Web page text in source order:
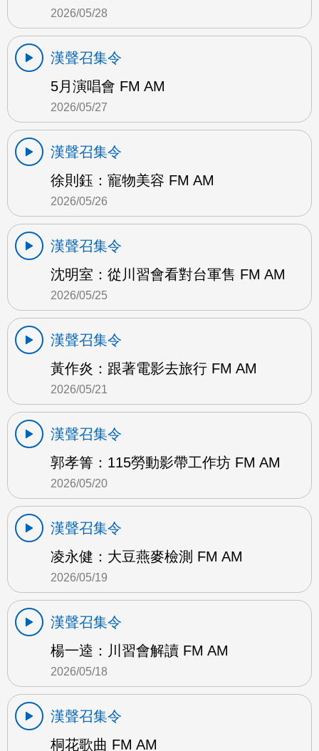
2026/05/28
漢聲召集令
5月演唱會 FM AM
2026/05/27
漢聲召集令
徐則鈺：寵物美容 FM AM
2026/05/26
漢聲召集令
沈明室：從川習會看對台軍售 FM AM
2026/05/25
漢聲召集令
黃作炎：跟著電影去旅行 FM AM
2026/05/21
漢聲召集令
郭孝箐：115勞動影帶工作坊 FM AM
2026/05/20
漢聲召集令
凌永健：大豆燕麥檢測 FM AM
2026/05/19
漢聲召集令
楊一逵：川習會解讀 FM AM
2026/05/18
漢聲召集令
桐花歌曲 FM AM